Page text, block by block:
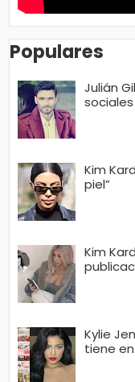
Populares
Julián
Kim
piel”
Kim
Kylie
tiene